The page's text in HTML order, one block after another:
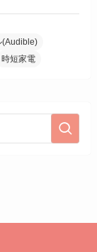
(Audible)
時短家電